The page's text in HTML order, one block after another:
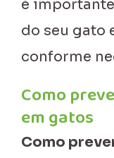
é
do seu gato
conforme
Como
em gatos
Como